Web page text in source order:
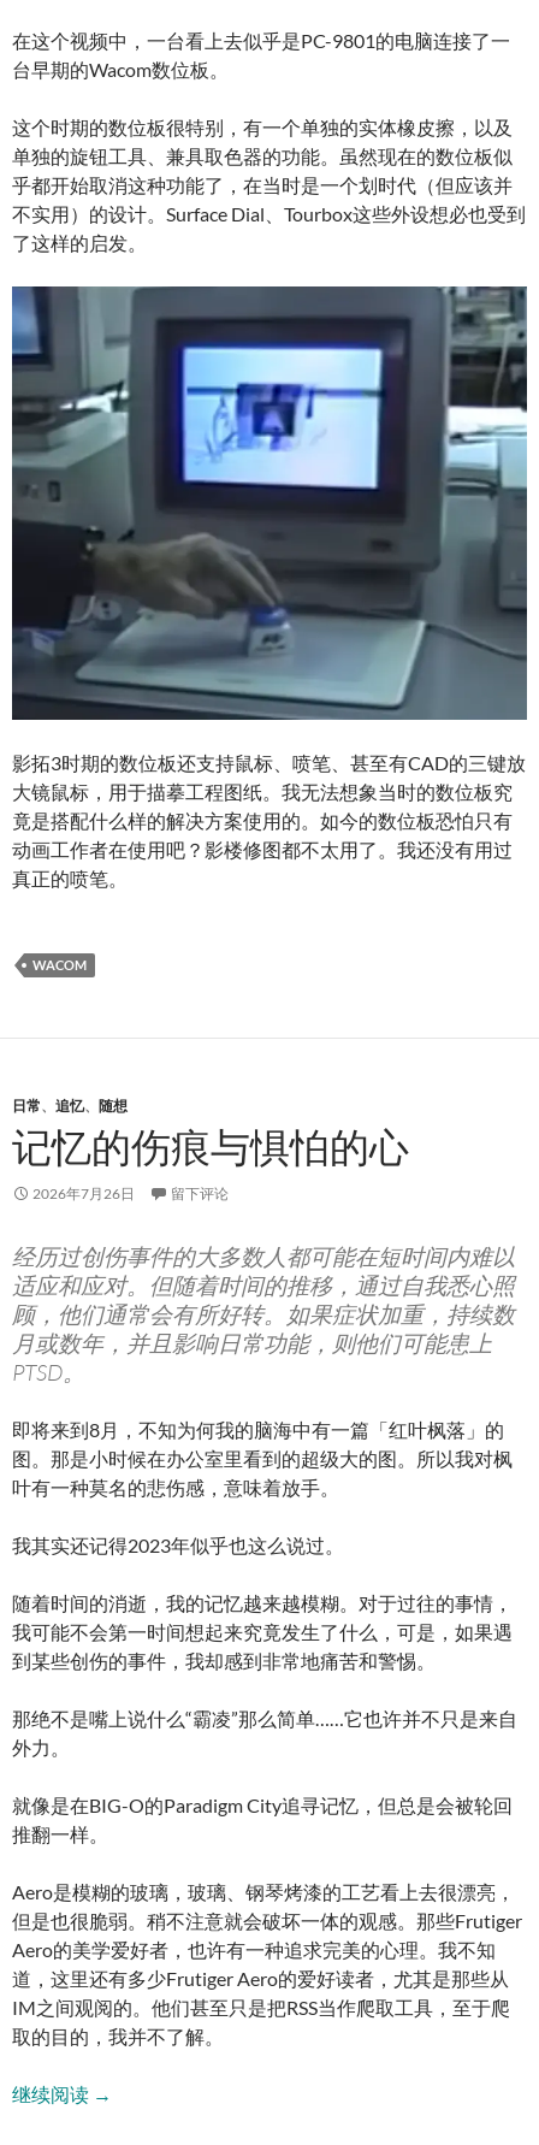
在这个视频中，一台看上去似乎是PC-9801的电脑连接了一
台早期的Wacom数位板。
这个时期的数位板很特别，有一个单独的实体橡皮擦，以及
单独的旋钮工具、兼具取色器的功能。虽然现在的数位板似
乎都开始取消这种功能了，在当时是一个划时代（但应该并
不实用）的设计。Surface Dial、Tourbox这些外设想必也受到
了这样的启发。
影拓3时期的数位板还支持鼠标、喷笔、甚至有CAD的三键放
大镜鼠标，用于描摹工程图纸。我无法想象当时的数位板究
竟是搭配什么样的解决方案使用的。如今的数位板恐怕只有
动画工作者在使用吧？影楼修图都不太用了。我还没有用过
真正的喷笔。
WACOM
日常、 追忆、 随想
记忆的伤痕与惧怕的心
2026年7月26日 留下评论
经历过创伤事件的大多数人都可能在短时间内难以
适应和应对。但随着时间的推移，通过自我悉心照
顾，他们通常会有所好转。如果症状加重，持续数
月或数年，并且影响日常功能，则他们可能患上
PTSD。
即将来到8月，不知为何我的脑海中有一篇「红叶枫落」的
图。那是小时候在办公室里看到的超级大的图。所以我对枫
叶有一种莫名的悲伤感，意味着放手。
我其实还记得2023年似乎也这么说过。
随着时间的消逝，我的记忆越来越模糊。对于过往的事情，
我可能不会第一时间想起来究竟发生了什么，可是，如果遇
到某些创伤的事件，我却感到非常地痛苦和警惕。
那绝不是嘴上说什么“霸凌”那么简单……它也许并不只是来自
外力。
就像是在BIG-O的Paradigm City追寻记忆，但总是会被轮回
推翻一样。
Aero是模糊的玻璃，玻璃、钢琴烤漆的工艺看上去很漂亮，
但是也很脆弱。稍不注意就会破坏一体的观感。那些Frutiger
Aero的美学爱好者，也许有一种追求完美的心理。我不知
道，这里还有多少Frutiger Aero的爱好读者，尤其是那些从
IM之间观阅的。他们甚至只是把RSS当作爬取工具，至于爬
取的目的，我并不了解。
继续阅读记忆的伤痕与惧怕的心
→